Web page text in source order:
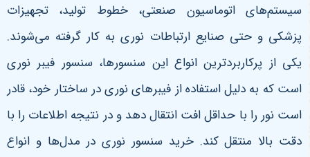
سیستم‌های اتوماسیون صنعتی، خطوط تولید، تجهیزات
پزشکی و حتی صنایع ارتباطات نوری به کار گرفته می‌شوند.
یکی از پرکاربردترین انواع این سنسورها، سنسور فیبر نوری
است که به دلیل استفاده از فیبرهای نوری در ساختار خود، قادر
است نور را با حداقل افت انتقال دهد و در نتیجه اطلاعات را با
دقت بالا منتقل کند. خرید سنسور نوری در مدل‌ها و انواع